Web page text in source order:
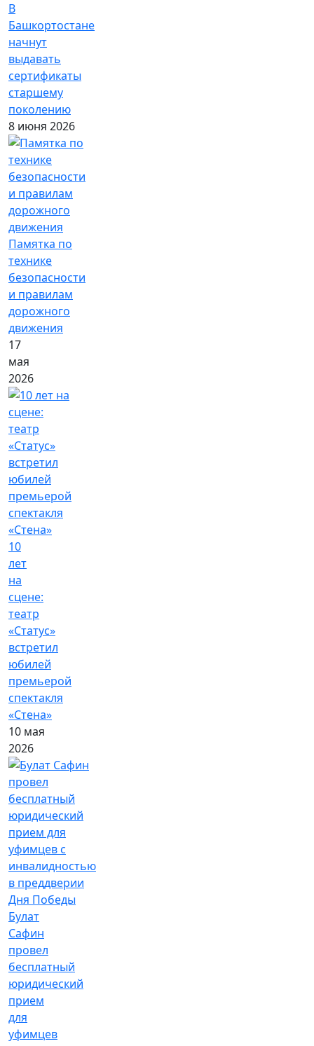
В
Башкортостане
начнут
выдавать
сертификаты
старшему
поколению
8 июня 2026
Памятка по
технике
безопасности
и правилам
дорожного
движения
17
мая
2026
10
лет
на
сцене:
театр
«Статус»
встретил
юбилей
премьерой
спектакля
«Стена»
10 мая
2026
Булат
Сафин
провел
бесплатный
юридический
прием
для
уфимцев